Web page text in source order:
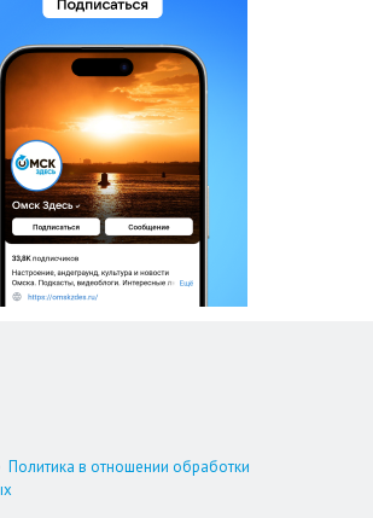
Политика в отношении обработки